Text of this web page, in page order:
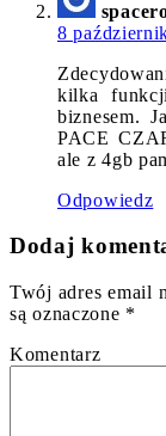
8
kilka
biznesem.
PACE
ale z 4gb
Odpowiedz
Dodaj
Twój adres email
są oznaczone *